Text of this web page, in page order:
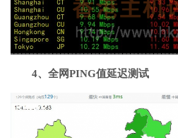
4、全网PING值延迟测试